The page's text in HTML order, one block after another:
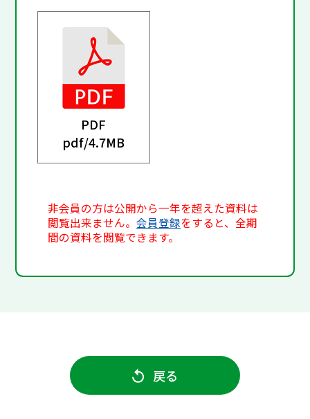
PDF
pdf/4.7MB
非会員の方は公開から一年を超えた資料は
閲覧出来ません。会員登録をすると、全期
間の資料を閲覧できます。
戻る